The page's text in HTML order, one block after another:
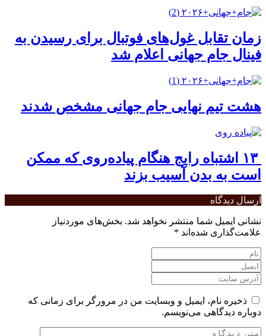
زمان تقابل غول‌های فوتبال برای رسیدن به
فینال جام جهانی اعلام شد
هشت تیم نهایی جام جهانی مشخص شدند
۱۳ اشتباه رایج هنگام پیاده‌روی که ممکن
است به بدن آسیب بزند
ارسال دیدگاه
نشانی ایمیل شما منتشر نخواهد شد. بخش‌های موردنیاز
علامت‌گذاری شده‌اند *
ذخیره نام، ایمیل و وبسایت من در مرورگر برای زمانی که
دوباره دیدگاهی می‌نویسم.